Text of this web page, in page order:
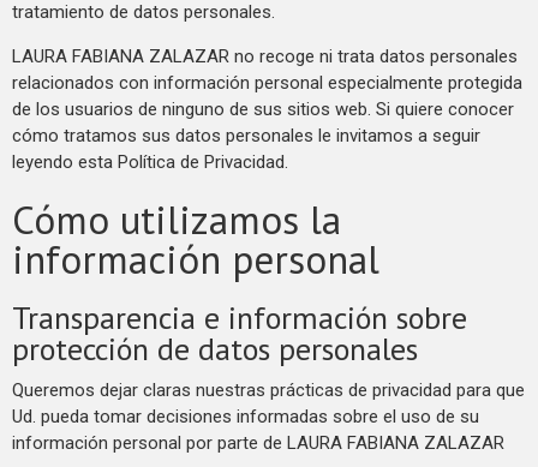
tratamiento de datos personales.
LAURA FABIANA ZALAZAR no recoge ni trata datos personales
relacionados con información personal especialmente protegida
de los usuarios de ninguno de sus sitios web. Si quiere conocer
cómo tratamos sus datos personales le invitamos a seguir
leyendo esta Política de Privacidad.
Cómo utilizamos la
información personal
Transparencia e información sobre
protección de datos personales
Queremos dejar claras nuestras prácticas de privacidad para que
Ud. pueda tomar decisiones informadas sobre el uso de su
información personal por parte de LAURA FABIANA ZALAZAR